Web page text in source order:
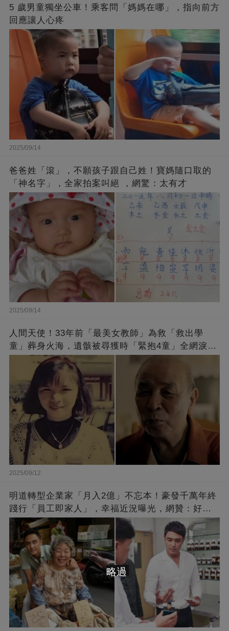
5 歲男童獨坐公車！乘客問「媽媽在哪」，指向前方
回應讓人心疼
2025/09/14
爸爸姓「滾」，不願孩子跟自己姓！寶媽隨口取的
「神名字」，全家拍案叫絕 ，網驚：太有才
2025/09/14
人間天使！33年前「最美女教師」為救「救出學
童」葬身火海，遺骸被尋獲時「緊抱4童」全網淚
崩：真正的英雄不該被遺忘
2025/09/12
明道轉型企業家「月入2億」不忘本！豪發千萬年終
踐行「員工即家人」，幸福近況曝光，網贊：好老
闆的福報
略過